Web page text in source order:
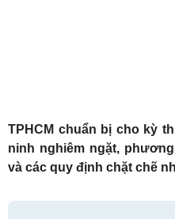
TPHCM chuẩn bị cho kỳ
ninh nghiêm ngặt,
và các quy định chặt chẽ